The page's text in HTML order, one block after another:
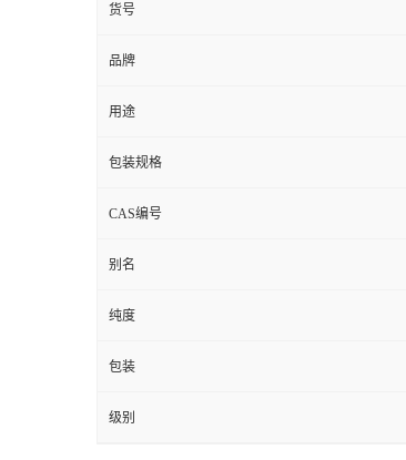
货号
品牌
用途
包装规格
CAS编号
别名
纯度
包装
级别